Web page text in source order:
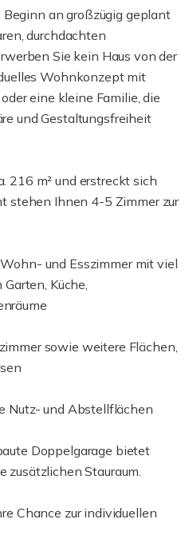
an großzügig geplant
durchdachten
Sie kein Haus von der
Wohnkonzept mit
eine kleine Familie, die
und Gestaltungsfreiheit
216 m² und erstreckt sich
stehen Ihnen 4-5 Zimmer zur
und Esszimmer mit viel
Küche,
sowie weitere Flächen,
Nutz- und Abstellflächen
Doppelgarage bietet
zusätzlichen Stauraum.
Chance zur individuellen